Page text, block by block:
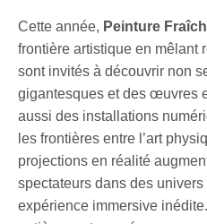
Cette année, Peinture
frontière artistique en mêlant
sont invités à découvrir non
gigantesques et des œuvres
aussi des installations
les frontières entre l’art
projections en réalité
spectateurs dans des
expérience immersive